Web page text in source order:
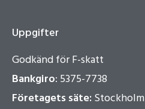
Uppgifter
Godkänd för F-skatt
Bankgiro: 5375-7738
Företagets säte:Stockholm